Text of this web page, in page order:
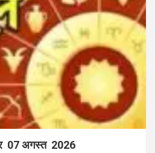
07 अगस्त 2026